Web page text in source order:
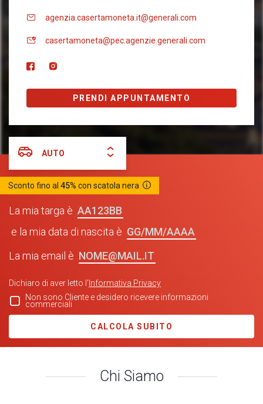
agenzia.casertamoneta.it@generali.com
casertamoneta@pec.agenzie.generali.com
PRENDI APPUNTAMENTO
AUTO
Sconto fino al 45% con scatola nera
La mia targa è
AA123BB
e la mia data di nascita è
GG/MM/AAAA
La mia email è NOME@MAIL.IT
Dichiaro di aver letto l' Informativa Privacy
Non sono Cliente e desidero ricevere informazioni
commerciali
CALCOLA SUBITO
Chi Siamo